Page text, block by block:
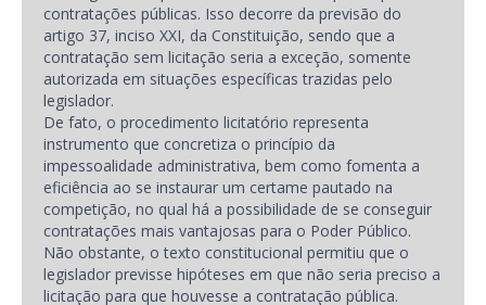
contratações públicas. Isso decorre da previsão do
artigo 37, inciso XXI, da Constituição, sendo que a
contratação sem licitação seria a exceção, somente
autorizada em situações específicas trazidas pelo
legislador.
De fato, o procedimento licitatório representa
instrumento que concretiza o princípio da
impessoalidade administrativa, bem como fomenta a
eficiência ao se instaurar um certame pautado na
competição, no qual há a possibilidade de se conseguir
contratações mais vantajosas para o Poder Público.
Não obstante, o texto constitucional permitiu que o
legislador previsse hipóteses em que não seria preciso a
licitação para que houvesse a contratação pública.